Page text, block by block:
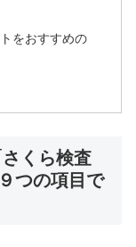
をおすすめの
さくら検査
つの項目で